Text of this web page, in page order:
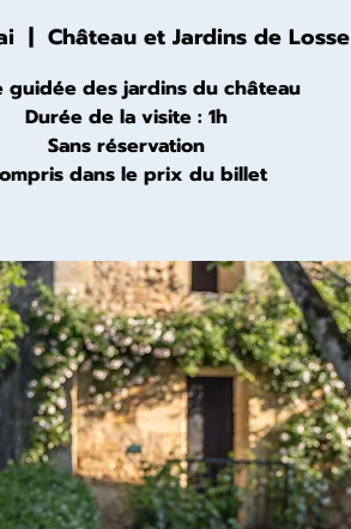
  |
Château et Jardins de Losse
guidée des jardins du château
Durée de la visite : 1h
Sans réservation
dans le prix du billet